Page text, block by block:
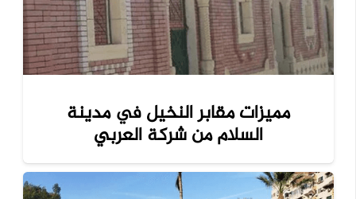
مميزات مقابر النخيل في مدينة
السلام من شركة العربي